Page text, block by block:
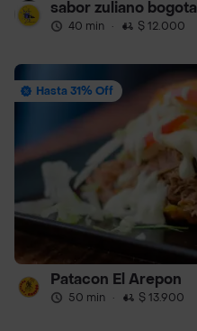
sabor zuliano bogota
40 min · $ 12.000
Hasta 31% Off
Patacon El Arepon
50 min · $ 13.900